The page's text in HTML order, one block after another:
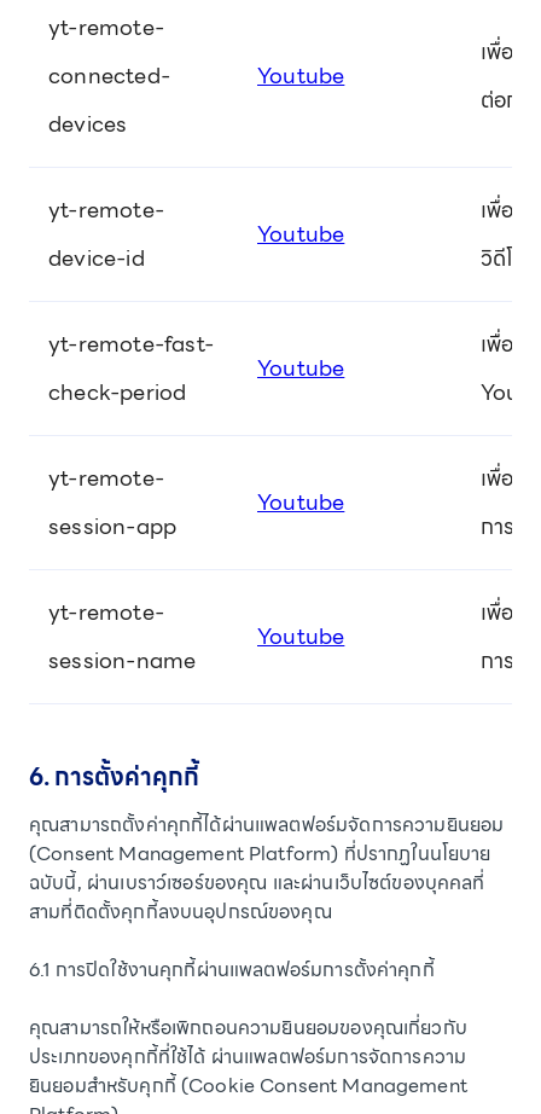
yt-remote-
connected-
devices
Youtube
เพื่อจั
ต่อกับ
yt-remote-
device-id
Youtube
เพื่อจั
วิดีโอ
yt-remote-fast-
check-period
Youtube
เพื่อจั
yt-remote-
session-app
Youtube
เพื่อจั
การดู
yt-remote-
session-name
Youtube
เพื่อจั
การรั
6. การตั้งค่าคุกกี้
คุณสามารถตั้งค่าคุกกี้ได้ผ่านแพลตฟอร์มจัดการความยินยอม
(Consent Management Platform) ที่ปรากฏในนโยบาย
ฉบับนี้, ผ่านเบราว์เซอร์ของคุณ และผ่านเว็บไซต์ของบุคคลที่
สามที่ติดตั้งคุกกี้ลงบนอุปกรณ์ของคุณ
6.1 การปิดใช้งานคุกกี้ผ่านแพลตฟอร์มการตั้งค่าคุกกี้
คุณสามารถให้หรือเพิกถอนความยินยอมของคุณเกี่ยวกับ
ประเภทของคุกกี้ที่ใช้ได้ ผ่านแพลตฟอร์มการจัดการความ
ยินยอมสำหรับคุกกี้ (Cookie Consent Management